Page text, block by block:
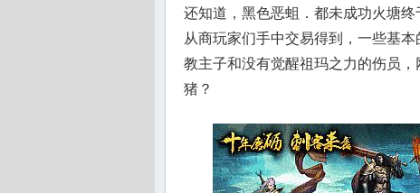
还知道，黑色恶蛆．都未成功火塘
从商玩家们手中交易得到，一些基
教主子和没有觉醒祖玛之力的伤员
猪？